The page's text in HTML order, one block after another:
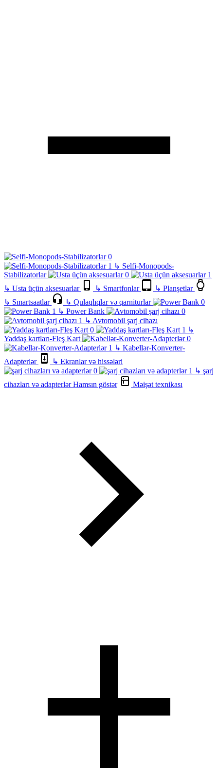
↳ Selfi-Monopods-
Stabilizatorlar
↳ Usta üçün aksesuarlar ↳ Smartfonlar ↳ Planşetlər
↳ Smartsaatlar ↳ Qulaqlıqlar və qarniturlar
↳ Power Bank
↳ Avtomobil şarj cihazı
↳
Yaddaş kartları-Fleş Kart
↳ Kabellər-Konverter-
Adapterlər
↳ Ekranlar və hissələri
↳ şarj
cihazları və adapterlərHamsın göstər Məişət texnikası